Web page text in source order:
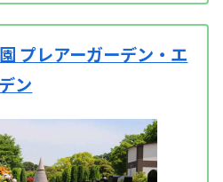
プレアーガーデン・エ
ン